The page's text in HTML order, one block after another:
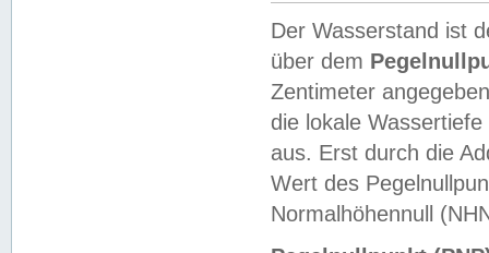
Der Wasserstand ist
über dem
Zentimeter
die lokale
aus. Erst durch die
Wert des
Normalhöhennull